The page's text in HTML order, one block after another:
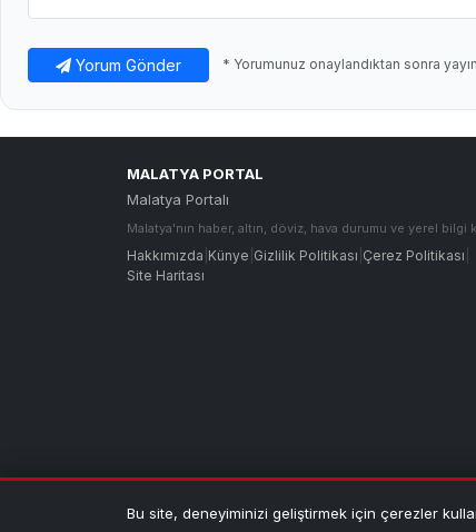
Yorum Gönder * Yorumunuz onaylandıktan sonra
MALATYA PORTAL
Malatya Portalı
Malatya'nın haber, altın, döviz, hava durumu ve yerel bilgi
Hakkımızda Künye Gizlilik Politikası Çerez Politikası
Site Haritası
© 2026 MALATYA PORTAL — Tüm hakları saklıdır.
Bu site, deneyiminizi geliştirmek için çerezler